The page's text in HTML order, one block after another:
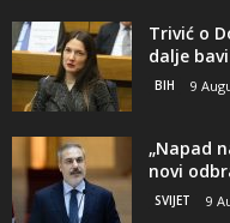
Trivić o
dalje
BIH 9
„Napad
novi
SVIJET 9